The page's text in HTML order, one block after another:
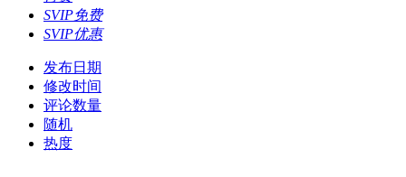
SVIP免费
SVIP优惠
发布日期
修改时间
评论数量
随机
热度